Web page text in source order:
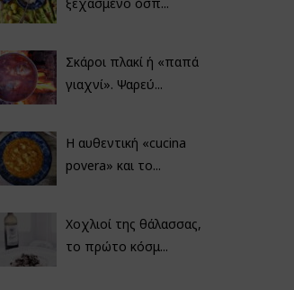
Σκάροι πλακί ή «παπά
γιαχνί». Ψαρεύ...
Η αυθεντική «cucina
povera» και το...
Χοχλιοί της θάλασσας,
το πρώτο κόσμ...